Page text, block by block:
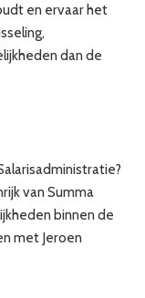
en ervaar het
dan de
van Summa
binnen de
met Jeroen